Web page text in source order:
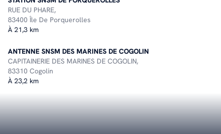
RUE DU PHARE,
83400 Île De Porquerolles
À 21,3 km
ANTENNE SNSM DES MARINES DE COGOLIN
CAPITAINERIE DES MARINES DE COGOLIN,
83310 Cogolin
À 23,2 km